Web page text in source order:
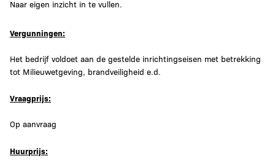
Naar eigen inzicht in te vullen.
Vergunningen:
Het bedrijf voldoet aan de gestelde inrichtingseisen met betrekking
tot Milieuwetgeving, brandveiligheid e.d.
Vraagprijs:
Op aanvraag
Huurprijs: